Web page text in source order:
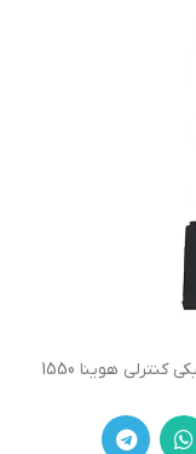
خرید ست 3 عددی قطعه آپگرید جک بیل مکانیکی کنترلی هوینا 1550